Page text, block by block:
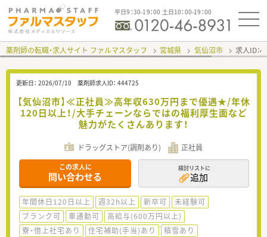
平日9：30-19：00 土日10：00-19：00
薬剤師の転職・求人サイト ファルマスタッフ 宮城県 気仙沼市 求人ID：
更新日： 2026/07/10 薬剤師求人ID： 444725
【気仙沼市】≪正社員≫高年収630万円まで優遇★/年休
120日以上！/大手チェーンならではの福利厚生面など
魅力がたくさんあります！
ドラッグストア(調剤あり) 正社員
この求人に
問い合わせる
検討リストに
追加
年間休日120日以上 週32h以上 新卒可
未経験可
ブランク可
車通勤可
高給与(600万円以上)
寮・借上社宅あり
住宅補助(手当)あり
積雪あり